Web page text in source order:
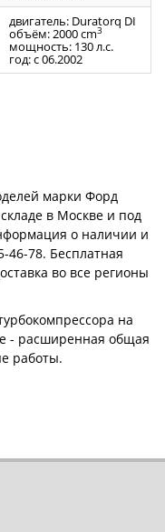
двигатель: Duratоrq DI
объём: 2000 cm3
мощность: 130 л.с.
год: с 06.2002
марки Форд
в Москве и под
о наличии и
46-78. Бесплатная
во все регионы
на
- расширенная общая
работы.